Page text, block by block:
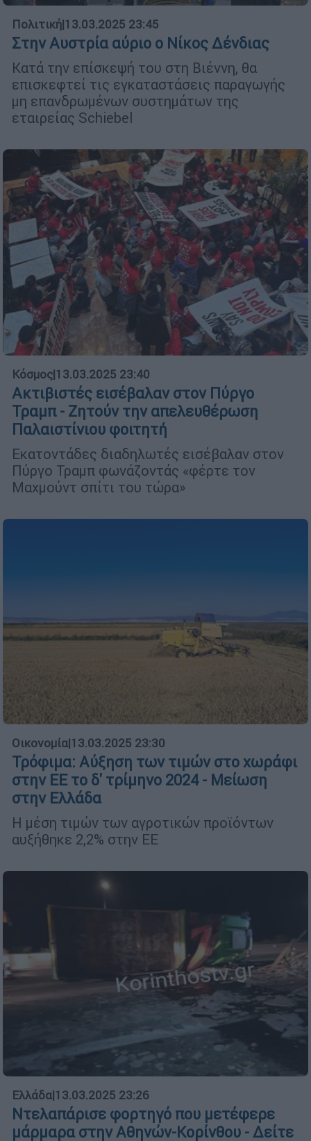
Πολιτική|13.03.2025 23:45
Στην Αυστρία αύριο ο Νίκος Δένδιας
Κατά την επίσκεψή του στη Βιέννη, θα
επισκεφτεί τις εγκαταστάσεις παραγωγής
μη επανδρωμένων συστημάτων της
εταιρείας Schiebel
Κόσμος|13.03.2025 23:40
Ακτιβιστές εισέβαλαν στον Πύργο
Τραμπ - Ζητούν την απελευθέρωση
Παλαιστίνιου φοιτητή
Εκατοντάδες διαδηλωτές εισέβαλαν στον
Πύργο Τραμπ φωνάζοντάς «φέρτε τον
Μαχμούντ σπίτι του τώρα»
Οικονομία|13.03.2025 23:30
Τρόφιμα: Αύξηση των τιμών στο χωράφι
στην ΕΕ το δ' τρίμηνο 2024 - Μείωση
στην Ελλάδα
Η μέση τιμών των αγροτικών προϊόντων
αυξήθηκε 2,2% στην ΕΕ
Ελλάδα|13.03.2025 23:26
Ντελαπάρισε φορτηγό που μετέφερε
μάρμαρα στην Αθηνών-Κορίνθου - Δείτε